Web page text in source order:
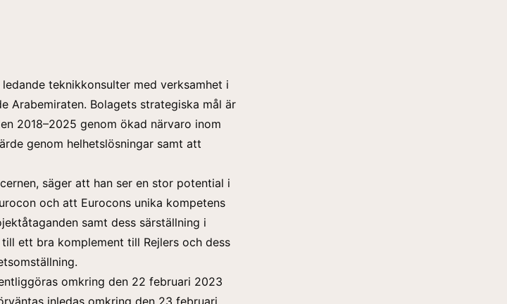
teknikkonsulter med verksamhet i
Arabemiraten. Bolagets strategiska mål är
2018–2025 genom ökad närvaro inom
genom helhetslösningar samt att
, säger att han ser en stor potential i
och att Eurocons unika kompetens
samt dess särställning i
ett bra komplement till Rejlers och dess
omkring den 22 februari 2023
inledas omkring den 23 februari